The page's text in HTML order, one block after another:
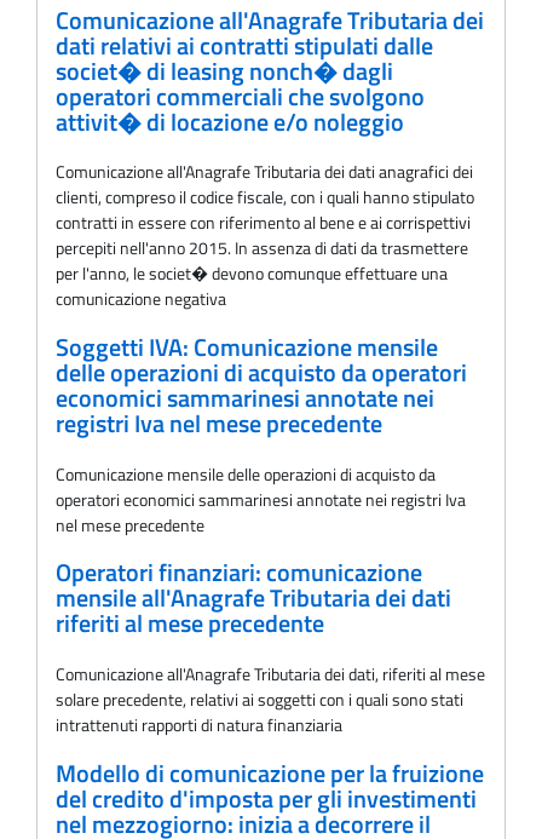
Comunicazione all'Anagrafe Tributaria dei
dati relativi ai contratti stipulati dalle
societ� di leasing nonch� dagli
operatori commerciali che svolgono
attivit� di locazione e/o noleggio
Comunicazione all'Anagrafe Tributaria dei dati anagrafici dei
clienti, compreso il codice fiscale, con i quali hanno stipulato
contratti in essere con riferimento al bene e ai corrispettivi
percepiti nell'anno 2015. In assenza di dati da trasmettere
per l'anno, le societ� devono comunque effettuare una
comunicazione negativa
Soggetti IVA: Comunicazione mensile
delle operazioni di acquisto da operatori
economici sammarinesi annotate nei
registri Iva nel mese precedente
Comunicazione mensile delle operazioni di acquisto da
operatori economici sammarinesi annotate nei registri Iva
nel mese precedente
Operatori finanziari: comunicazione
mensile all'Anagrafe Tributaria dei dati
riferiti al mese precedente
Comunicazione all'Anagrafe Tributaria dei dati, riferiti al mese
solare precedente, relativi ai soggetti con i quali sono stati
intrattenuti rapporti di natura finanziaria
Modello di comunicazione per la fruizione
del credito d'imposta per gli investimenti
nel mezzogiorno: inizia a decorrere il